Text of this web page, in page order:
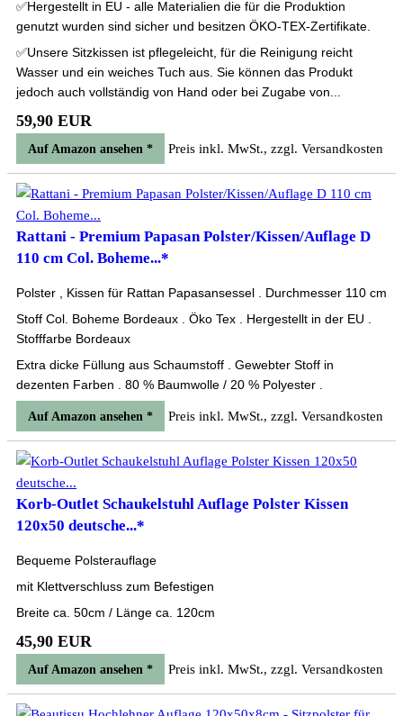
✅Hergestellt in EU - alle Materialien die für die Produktion
genutzt wurden sind sicher und besitzen ÖKO-TEX-Zertifikate.
✅Unsere Sitzkissen ist pflegeleicht, für die Reinigung reicht
Wasser und ein weiches Tuch aus. Sie können das Produkt
jedoch auch vollständig von Hand oder bei Zugabe von...
59,90 EUR
Auf Amazon ansehen * Preis inkl. MwSt., zzgl. Versandkosten
Rattani - Premium Papasan Polster/Kissen/Auflage D
110 cm Col. Boheme...*
Polster , Kissen für Rattan Papasansessel . Durchmesser 110 cm
Stoff Col. Boheme Bordeaux . Öko Tex . Hergestellt in der EU .
Stofffarbe Bordeaux
Extra dicke Füllung aus Schaumstoff . Gewebter Stoff in
dezenten Farben . 80 % Baumwolle / 20 % Polyester .
Auf Amazon ansehen * Preis inkl. MwSt., zzgl. Versandkosten
Korb-Outlet Schaukelstuhl Auflage Polster Kissen
120x50 deutsche...*
Bequeme Polsterauflage
mit Klettverschluss zum Befestigen
Breite ca. 50cm / Länge ca. 120cm
45,90 EUR
Auf Amazon ansehen * Preis inkl. MwSt., zzgl. Versandkosten